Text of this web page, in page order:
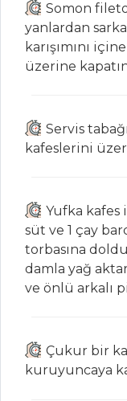
Kestane
ve Kuru
Makarna
Balık
(Yeni)
Patlıcan
Levrek
Balık
Tüm Tarifleri
Somon
yanlardan
karışımını
üzerine
Servis
kafeslerini
Yufka kafes
süt ve 1 çay
torbasına
damla yağ
ve önlü arkalı
Çukur bir
kuruyuncaya